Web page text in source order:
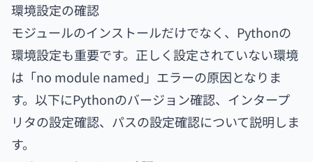
環境設定の確認
モジュールのインストールだけでなく、Pythonの
環境設定も重要です。正しく設定されていない環境
は「no module named」エラーの原因となりま
す。以下にPythonのバージョン確認、インタープ
リタの設定確認、パスの設定確認について説明しま
す。